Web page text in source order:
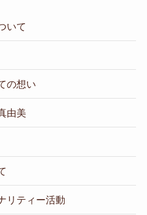
いて
の想い
由美
リティー活動